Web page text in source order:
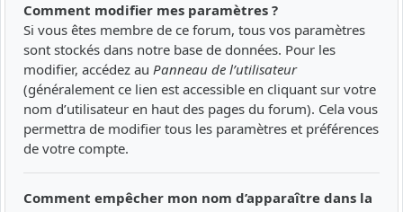
Comment modifier mes paramètres ?
Si vous êtes membre de ce forum, tous vos paramètres
sont stockés dans notre base de données. Pour les
modifier, accédez au Panneau de l’utilisateur
(généralement ce lien est accessible en cliquant sur votre
nom d’utilisateur en haut des pages du forum). Cela vous
permettra de modifier tous les paramètres et préférences
de votre compte.
Comment empêcher mon nom d’apparaître dans la